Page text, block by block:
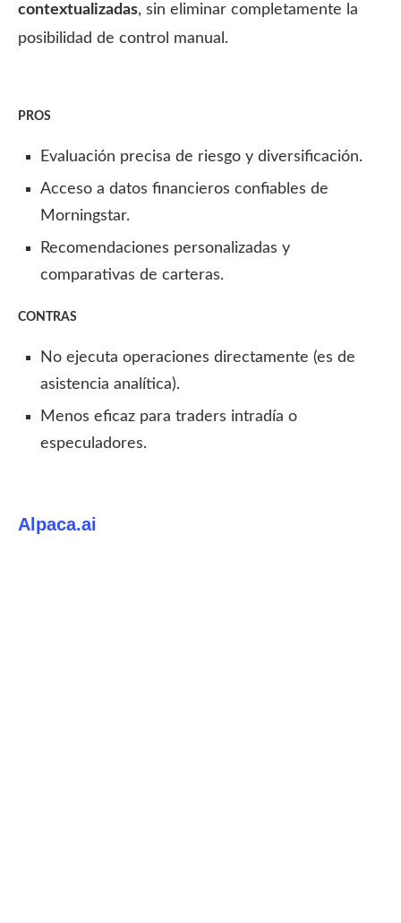
contextualizadas, sin eliminar completamente la
posibilidad de control manual.
PROS
Evaluación precisa de riesgo y diversificación.
Acceso a datos financieros confiables de
Morningstar.
Recomendaciones personalizadas y
comparativas de carteras.
CONTRAS
No ejecuta operaciones directamente (es de
asistencia analítica).
Menos eficaz para traders intradía o
especuladores.
Alpaca.ai